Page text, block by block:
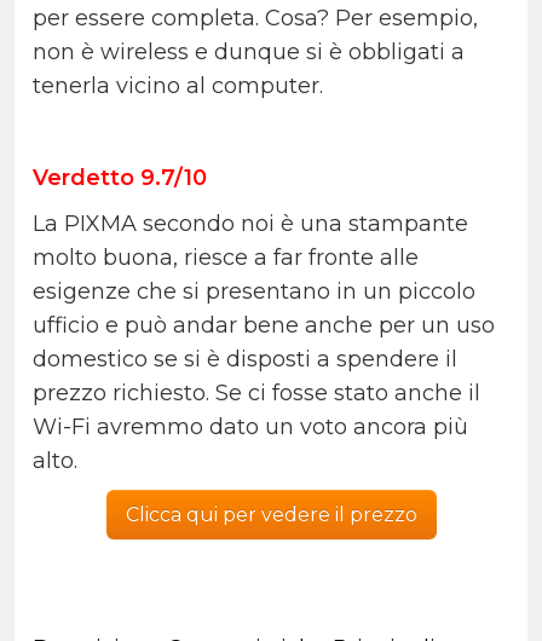
per essere completa. Cosa? Per esempio,
non è wireless e dunque si è obbligati a
tenerla vicino al computer.
Verdetto 9.7/10
La PIXMA secondo noi è una stampante
molto buona, riesce a far fronte alle
esigenze che si presentano in un piccolo
ufficio e può andar bene anche per un uso
domestico se si è disposti a spendere il
prezzo richiesto. Se ci fosse stato anche il
Wi-Fi avremmo dato un voto ancora più
alto.
Clicca qui per vedere il prezzo